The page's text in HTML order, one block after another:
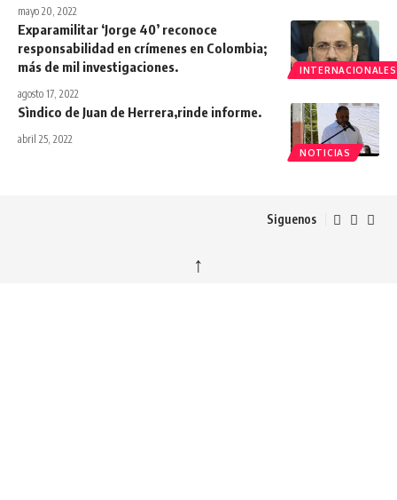
mayo 20, 2022
INTERNACIONALES
Exparamilitar ‘Jorge 40’ reconoce
responsabilidad en crímenes en Colombia;
más de mil investigaciones.
agosto 17, 2022
NOTICIAS
Sìndico de Juan de Herrera,rinde informe.
abril 25, 2022
Siguenos
↑